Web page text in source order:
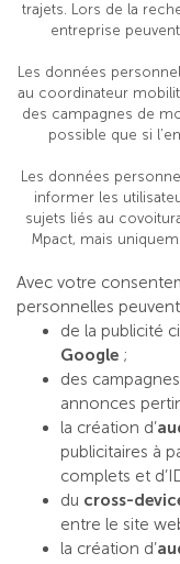
trajets. Lors de la
entreprise
Les données
au coordinateur
des campagnes de
possible que si
Les données
informer les
sujets liés au
Mpact, mais
Avec votre
personnelles
de la publicité
Google ;
des
annonces
la création d’
publicitaires à
complets et
du cross-
entre le site
la création d’